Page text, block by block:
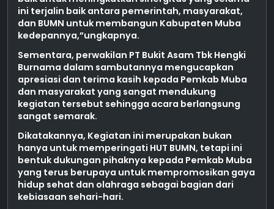
ini terjalin baik antara pemerintah, masyarakat,
dan BUMN untuk membangun Kabupaten Muba
kedepannya,”ungkapnya.
Sementara, perwakilan PT Bukit Asam Tbk Hengki
Burnama dalam sambutannya mengucapkan
apresiasi dan terima kasih kepada Pemkab Muba
dan masyarakat yang sangat mendukung
kegiatan tersebut sehingga acara berlangsung
sangat semarak.
Dikatakannya, Kegiatan ini merupakan bukan
hanya untuk memperingati HUT BUMN, tetapi ini
bentuk dukungan pihaknya kepada Pemkab Muba
yang terus berupaya untuk mempromosikan gaya
hidup sehat dan olahraga sebagai bagian dari
kebiasaan sehari-hari.